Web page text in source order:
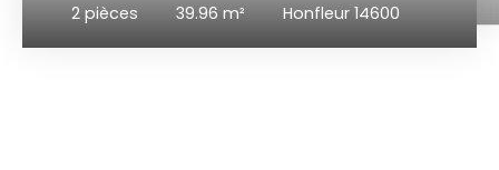
2 pièces 39.96 m² Honfleur 14600